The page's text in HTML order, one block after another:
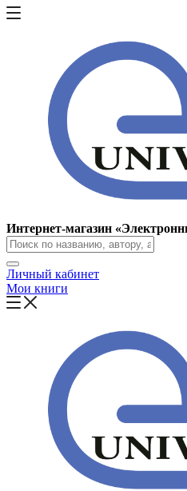
Интернет-магазин
Личный кабинет
Мои книги